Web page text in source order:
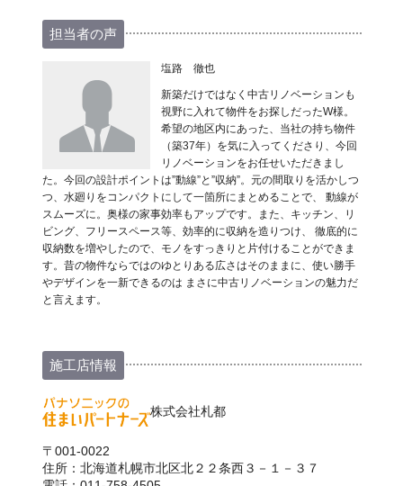
担当者の声
塩路 徹也
新築だけではなく中古リノベーションも
視野に入れて物件をお探しだったW様。
希望の地区内にあった、当社の持ち物件
（築37年）を気に入ってくださり、今回
リノベーションをお任せいただきまし
た。今回の設計ポイントは”動線”と”収納”。元の間取りを活かしつ
つ、水廻りをコンパクトにして一箇所にまとめることで、 動線が
スムーズに。奥様の家事効率もアップです。また、キッチン、リ
ビング、フリースペース等、効率的に収納を造りつけ、 徹底的に
収納数を増やしたので、モノをすっきりと片付けることができま
す。昔の物件ならではのゆとりある広さはそのままに、使い勝手
やデザインを一新できるのは まさに中古リノベーションの魅力だ
と言えます。
施工店情報
株式会社札都
〒001-0022
住所：北海道札幌市北区北２２条西３－１－３７